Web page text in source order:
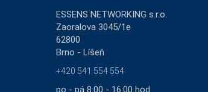
ESSENS NETWORKING s.r.o.
Zaoralova 3045/1e
62800
Brno - Líšeň
+420 541 554 554
po - pá 8:00 - 16:00 hod.